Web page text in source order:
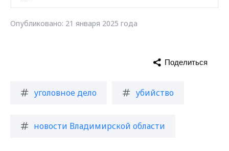
Опубликовано: 21 января 2025 года
уголовное дело убийство
новости Владимирской области
Поделиться